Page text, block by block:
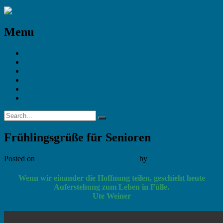
Menu
Frühlingsgrüße für Senioren
Posted on by
Wenn wir einander die Hoffnung teilen, geschieht heute
Auferstehung zum Leben in Fülle.
Ute Weiner